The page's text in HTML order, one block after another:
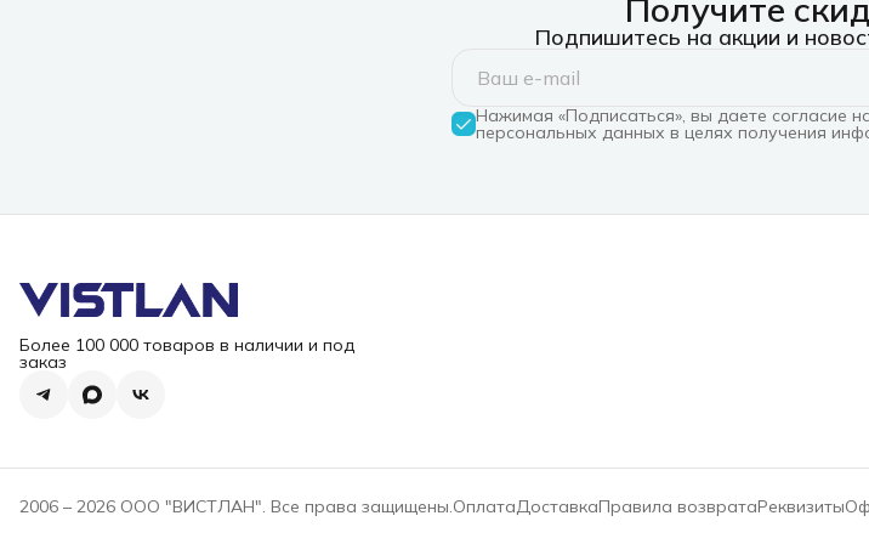
CyberElectro РСК-
ЭКСПЕРТ-1000С-М
Получите
Подпишитесь на акции и
Нажимая «Подписаться», вы даете согласие
персональных данных в целях получения
Более 100 000 товаров в наличии и под
заказ
2006 – 2026 ООО "ВИСТЛАН". Все права защищены.ОплатаДоставкаПравила возвратаРеквизиты